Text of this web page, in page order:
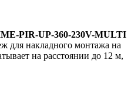
PIR-UP-360-230V-MULTI
для накладного монтажа на
на расстоянии до 12 м,